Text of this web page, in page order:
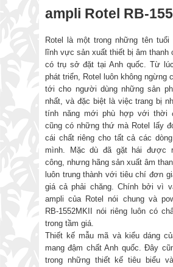
ampli Rotel RB-
Rotel là một trong những tên tuổi
lĩnh vực sản xuất thiết bị âm thanh
có trụ sở đặt tại Anh quốc. Từ
phát triển, Rotel luôn không ngừng
tới cho người dùng những sản
nhất, và đặc biệt là việc trang bị
tính năng mới phù hợp với thời
cũng có những thứ mà Rotel lấy
cái chất riêng cho tất cả các
mình. Mặc dù đã gặt hái được
công, nhưng hãng sản xuất âm
luôn trung thành với tiêu chí đơn
giá cả phải chăng. Chính bởi vì
ampli của Rotel nói chung và
RB-1552MKII nói riêng luôn có
trong tầm giá.
Thiết kế mẫu mã và kiểu dáng
mang đậm chất Anh quốc. Đây
trong những thiết kế tiêu biểu